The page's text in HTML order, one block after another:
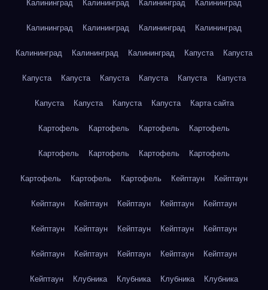
Калининград Калининград Калининград Калининград
Калининград Калининград Калининград Калининград
Калининград Калининград Калининград Капуста Капуста
Капуста Капуста Капуста Капуста Капуста Капуста
Капуста Капуста Капуста Капуста Карта сайта
Картофель Картофель Картофель Картофель
Картофель Картофель Картофель Картофель
Картофель Картофель Картофель Кейптаун Кейптаун
Кейптаун Кейптаун Кейптаун Кейптаун Кейптаун
Кейптаун Кейптаун Кейптаун Кейптаун Кейптаун
Кейптаун Кейптаун Кейптаун Кейптаун Кейптаун
Кейптаун Клубника Клубника Клубника Клубника